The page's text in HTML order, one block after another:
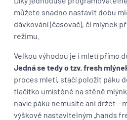
můžete snadno nastavit dobu
dávkování (časovač), či mlýnek
režimu.
Velkou výhodou je i mletí přímo
Jedná se tedy o tzv. fresh
proces mletí, stačí položit páku
tlačítko umístěné na stěně
navíc páku nemusíte ani držet –
výškově nastavitelným „hands